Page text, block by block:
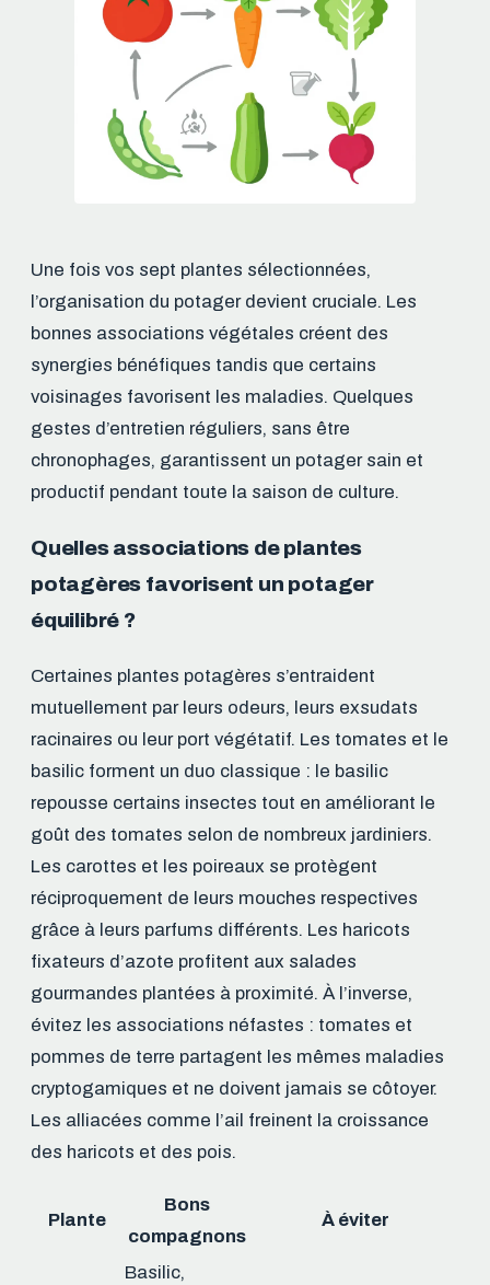
Une fois vos sept plantes sélectionnées,
l’organisation du potager devient cruciale. Les
bonnes associations végétales créent des
synergies bénéfiques tandis que certains
voisinages favorisent les maladies. Quelques
gestes d’entretien réguliers, sans être
chronophages, garantissent un potager sain et
productif pendant toute la saison de culture.
Quelles associations de plantes
potagères favorisent un potager
équilibré ?
Certaines plantes potagères s’entraident
mutuellement par leurs odeurs, leurs exsudats
racinaires ou leur port végétatif. Les tomates et le
basilic forment un duo classique : le basilic
repousse certains insectes tout en améliorant le
goût des tomates selon de nombreux jardiniers.
Les carottes et les poireaux se protègent
réciproquement de leurs mouches respectives
grâce à leurs parfums différents. Les haricots
fixateurs d’azote profitent aux salades
gourmandes plantées à proximité. À l’inverse,
évitez les associations néfastes : tomates et
pommes de terre partagent les mêmes maladies
cryptogamiques et ne doivent jamais se côtoyer.
Les alliacées comme l’ail freinent la croissance
des haricots et des pois.
Plante
Bons
compagnons
À éviter
Basilic,